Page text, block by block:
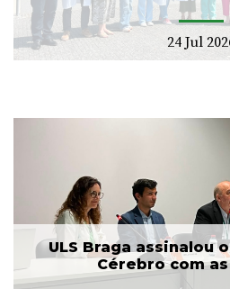
24 Jul
ULS Braga assinalou
Cérebro com as